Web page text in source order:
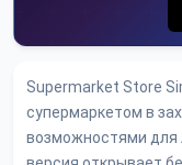
Supermarket Store
супермаркетом в
возможностями для